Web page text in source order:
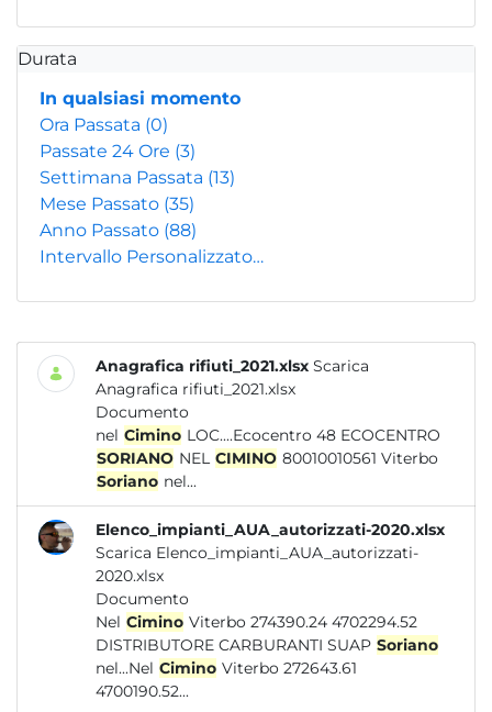
Durata
In qualsiasi momento
Ora Passata (0)
Passate 24 Ore (3)
Settimana Passata (13)
Mese Passato (35)
Anno Passato (88)
Intervallo Personalizzato…
Anagrafica rifiuti_2021.xlsx Scarica
Anagrafica rifiuti_2021.xlsx
Documento
nel Cimino
LOC....Ecocentro 48 ECOCENTRO
SORIANO NEL CIMINO 80010010561 Viterbo
Soriano nel...
Elenco_impianti_AUA_autorizzati-2020.xlsx
Scarica Elenco_impianti_AUA_autorizzati-
2020.xlsx
Documento
Nel Cimino Viterbo 274390.24 4702294.52
DISTRIBUTORE CARBURANTI SUAP Soriano
nel...Nel Cimino Viterbo 272643.61
4700190.52...